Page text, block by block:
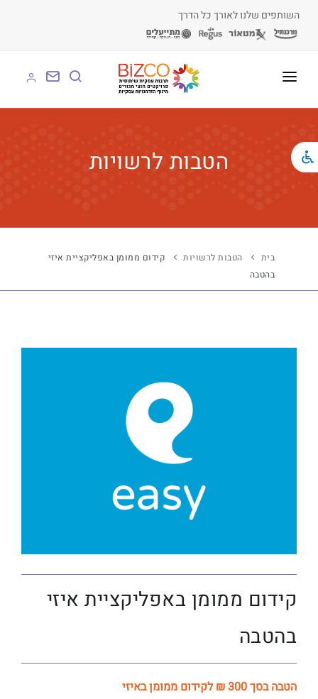
השותפים שלנו לאורך כל הדרך
על BIZCO
BIZCO לעסקים
לומדים עם BIZCO
הטבות לרשויות
בית הטבות לרשויות
קידום ממומן באפליקציית איזי
בהטבה
קידום ממומן באפליקציית איזי
בהטבה
הטבה בסך 300 ₪ לקידום ממומן באיזי